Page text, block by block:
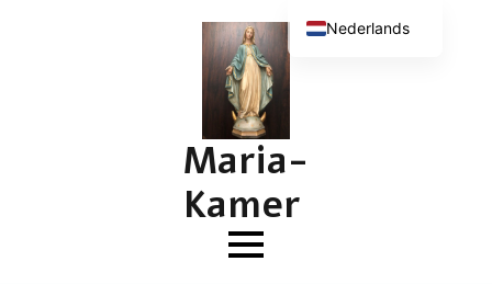
Maria-
Kamer
Nederlands